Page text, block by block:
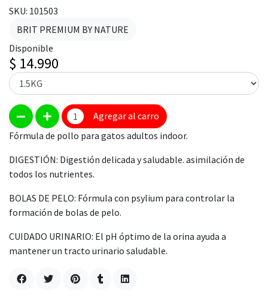
SKU: 101503
BRIT PREMIUM BY NATURE
Disponible
$ 14.990
Agregar al carro
Fórmula de pollo para gatos adultos indoor.
DIGESTIÓN: Digestión delicada y saludable. asimilación de
todos los nutrientes.
BOLAS DE PELO: Fórmula con psylium para controlar la
formación de bolas de pelo.
CUIDADO URINARIO: El pH óptimo de la orina ayuda a
mantener un tracto urinario saludable.